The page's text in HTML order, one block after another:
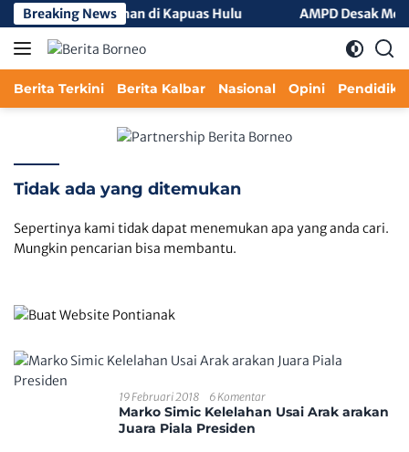
Langsung
ke
konten
Breaking News
Hutan dan Lahan di Kapuas Hulu AMPD Desak
Berita Terkini Berita Kalbar Nasional Opini
Tidak ada yang ditemukan
Sepertinya kami tidak dapat menemukan apa yang anda cari.
Mungkin pencarian bisa membantu.
19 Februari 2018 6 Komentar
Marko Simic Kelelahan Usai Arak arakan
Juara Piala Presiden